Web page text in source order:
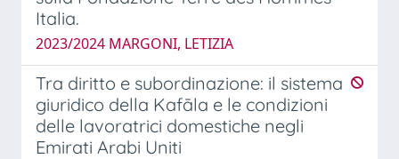
Italia.
2023/2024 MARGONI, LETIZIA
Tra diritto e subordinazione: il sistema
giuridico della Kafāla e le condizioni
delle lavoratrici domestiche negli
Emirati Arabi Uniti